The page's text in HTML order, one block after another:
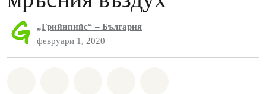
„Грийнпийс“ – България
февруари 1, 2020